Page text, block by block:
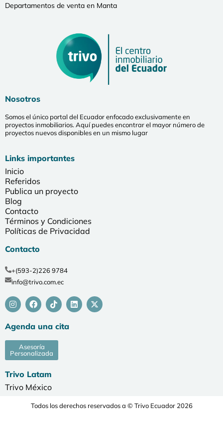
Departamentos de venta en Manta
Nosotros
Somos el único portal del Ecuador enfocado exclusivamente en
proyectos inmobiliarios. Aquí puedes encontrar el mayor número de
proyectos nuevos disponibles en un mismo lugar
Links importantes
Inicio
Referidos
Publica un proyecto
Blog
Contacto
Términos y Condiciones
Políticas de Privacidad
Contacto
+(593-2)226 9784
info@trivo.com.ec
Agenda una cita
Asesoría
Personalizada
Trivo Latam
Trivo México
Todos los derechos reservados a © Trivo Ecuador 2026